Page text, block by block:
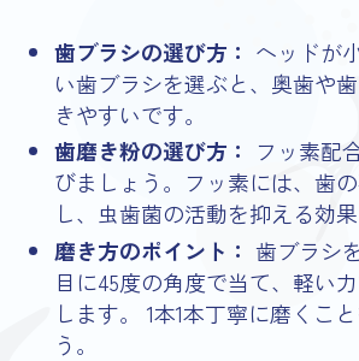
歯ブラシの選び方： ヘッドが
い歯ブラシを選ぶと、奥歯や
きやすいです。
歯磨き粉の選び方： フッ素配
びましょう。フッ素には、歯
し、虫歯菌の活動を抑える効果
磨き方のポイント： 歯ブラシ
目に45度の角度で当て、軽い
します。 1本1本丁寧に磨くこ
う。